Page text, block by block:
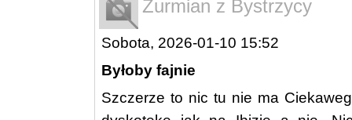
Żurmian z Bystrzycy
Sobota, 2026-01-10 15:52
Byłoby fajnie
Szczerze to nic tu nie ma